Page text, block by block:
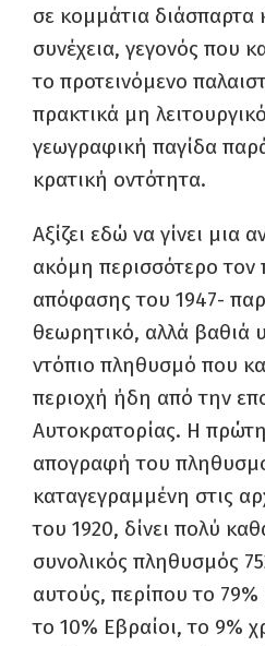
σε κομμάτια διάσπαρτα
συνέχεια, γεγονός που
το προτεινόμενο
πρακτικά μη
γεωγραφική παγίδα
κρατική οντότητα.
Αξίζει εδώ να γίνει μια
ακόμη περισσότερο τον
απόφασης του 1947-
θεωρητικό, αλλά βαθιά
ντόπιο πληθυσμό που
περιοχή ήδη από την
Αυτοκρατορίας. Η
απογραφή του
καταγεγραμμένη στις
του 1920, δίνει πολύ
συνολικός πληθυσμός
αυτούς, περίπου το
το 10% Εβραίοι, το 9%